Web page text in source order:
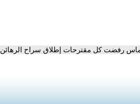
رفضت كل مقترحات إطلاق سراح الرهائن